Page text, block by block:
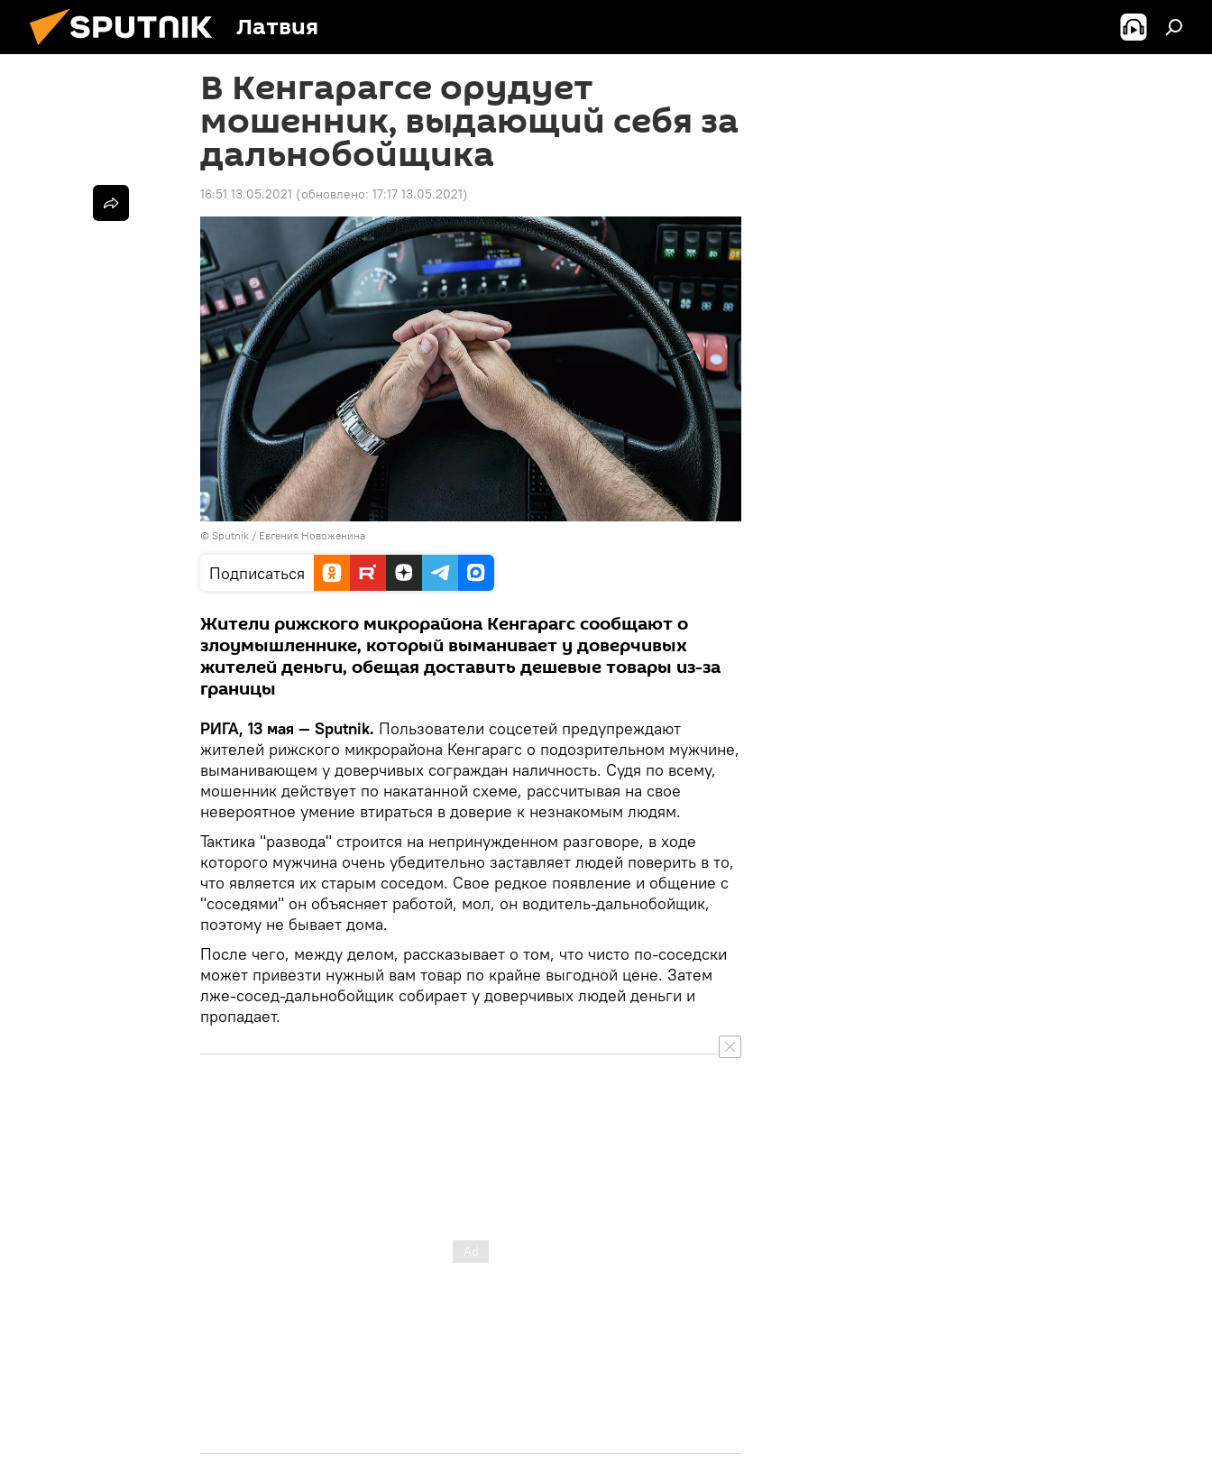
Латвия
В Кенгарагсе орудует
мошенник, выдающий себя за
дальнобойщика
16:51 13.05.2021 (обновлено: 17:17 13.05.2021)
© Sputnik / Евгения Новоженина
Подписаться
Жители рижского микрорайона Кенгарагс сообщают о
злоумышленнике, который выманивает у доверчивых
жителей деньги, обещая доставить дешевые товары из-за
границы
РИГА, 13 мая — Sputnik. Пользователи соцсетей предупреждают
жителей рижского микрорайона Кенгарагс о подозрительном мужчине,
выманивающем у доверчивых сограждан наличность. Судя по всему,
мошенник действует по накатанной схеме, рассчитывая на свое
невероятное умение втираться в доверие к незнакомым людям.
Тактика "развода" строится на непринужденном разговоре, в ходе
которого мужчина очень убедительно заставляет людей поверить в то,
что является их старым соседом. Свое редкое появление и общение с
"соседями" он объясняет работой, мол, он водитель-дальнобойщик,
поэтому не бывает дома.
После чего, между делом, рассказывает о том, что чисто по-соседски
может привезти нужный вам товар по крайне выгодной цене. Затем
лже-сосед-дальнобойщик собирает у доверчивых людей деньги и
пропадает.